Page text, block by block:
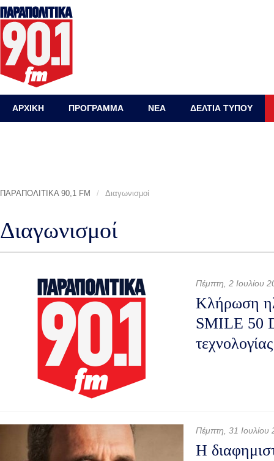
ΑΡΧΙΚΗ ΠΡΟΓΡΑΜΜΑ ΝΕΑ ΔΕΛΤΙΑ ΤΥΠΟΥ
ΠΑΡΑΠΟΛΙΤΙΚΑ 90,1 FM / Διαγωνισμοί
Διαγωνισμοί
Πέμπτη, 2 Ιουλίου
Κλήρωση
SMILE 50
τεχνολογίας
Πέμπτη, 31 Ιουλίου
Η